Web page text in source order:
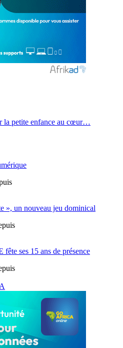
la petite enfance au cœur…
», un nouveau jeu dominical
ses 15 ans de présence